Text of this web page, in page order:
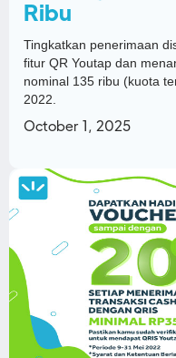
Ribu
Tingkatkan penerimaan
fitur QR Youtap dan
nominal 135 ribu (kuota
2022.
October 1, 2025